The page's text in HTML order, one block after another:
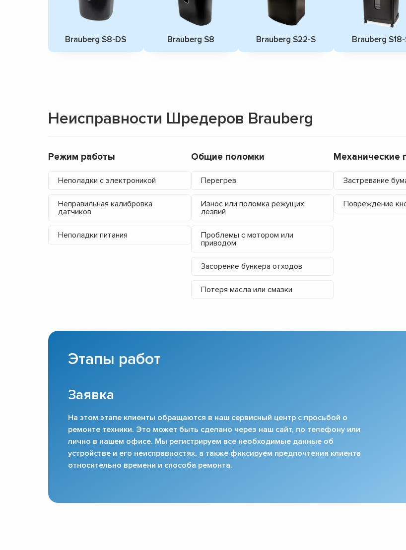
Brauberg S8-DS Brauberg S8 Brauberg S22-S Brauberg
Неисправности Шредеров Brauberg
Режим работы
Неполадки с электроникой
Неправильная калибровка
датчиков
Неполадки питания
Общие поломки
Перегрев
Износ или поломка режущих
лезвий
Проблемы с мотором или
приводом
Засорение бункера отходов
Потеря масла или смазки
Механические
Застревание
Повреждение
Этапы работ
Заявка
На этом этапе клиенты обращаются в наш сервисный центр с просьбой о
ремонте техники. Это может быть сделано через наш сайт, по телефону или
лично в нашем офисе. Мы регистрируем все необходимые данные об
устройстве и его неисправностях, а также фиксируем предпочтения клиента
относительно времени и способа ремонта.
▼
▼
▼